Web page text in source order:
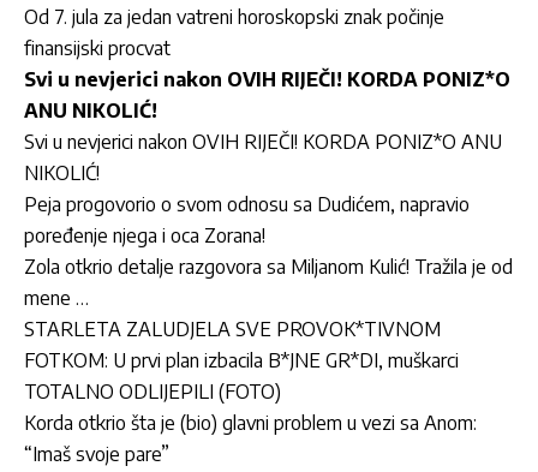
Od 7. jula za jedan vatreni horoskopski znak počinje
finansijski procvat
Svi u nevjerici nakon OVIH RIJEČI! KORDA PONIZ*O
ANU NIKOLIĆ!
Svi u nevjerici nakon OVIH RIJEČI! KORDA PONIZ*O ANU
NIKOLIĆ!
Peja progovorio o svom odnosu sa Dudićem, napravio
poređenje njega i oca Zorana!
Zola otkrio detalje razgovora sa Miljanom Kulić! Tražila je od
mene …
STARLETA ZALUDJELA SVE PROVOK*TIVNOM
FOTKOM: U prvi plan izbacila B*JNE GR*DI, muškarci
TOTALNO ODLIJEPILI (FOTO)
Korda otkrio šta je (bio) glavni problem u vezi sa Anom:
“Imaš svoje pare”